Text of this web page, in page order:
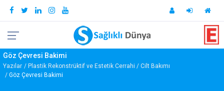
Göz Çevresi Bakimi
Yazılar Plastik Rekonstrüktif ve Estetik Cerrahi
Cilt Bakımı
Göz Çevresi Bakimi